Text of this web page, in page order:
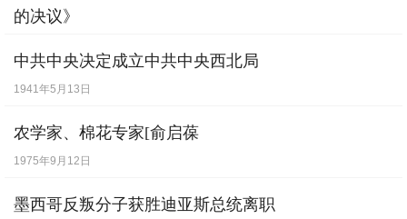
的决议》
中共中央决定成立中共中央西北局
1941年5月13日
农学家、棉花专家[俞启葆
1975年9月12日
墨西哥反叛分子获胜迪亚斯总统离职